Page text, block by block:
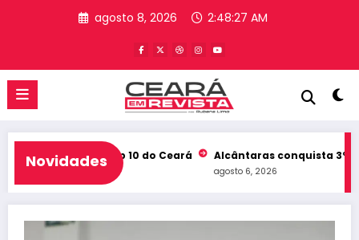
agosto 8, 2026 2:48:28 AM
Novidades
e entra no Top 10 do Ceará Alcântaras conquista 3º lugar
agosto 6, 2026